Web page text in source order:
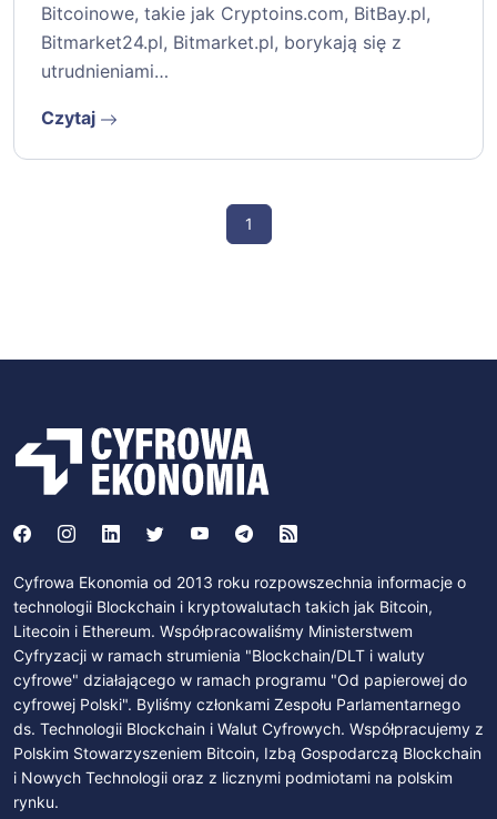
Bitcoinowe, takie jak Cryptoins.com, BitBay.pl,
Bitmarket24.pl, Bitmarket.pl, borykają się z
utrudnieniami…
Czytaj
1
Cyfrowa Ekonomia od 2013 roku rozpowszechnia informacje o
technologii Blockchain i kryptowalutach takich jak Bitcoin,
Litecoin i Ethereum. Współpracowaliśmy Ministerstwem
Cyfryzacji w ramach strumienia "Blockchain/DLT i waluty
cyfrowe" działającego w ramach programu "Od papierowej do
cyfrowej Polski". Byliśmy członkami Zespołu Parlamentarnego
ds. Technologii Blockchain i Walut Cyfrowych. Współpracujemy z
Polskim Stowarzyszeniem Bitcoin, Izbą Gospodarczą Blockchain
i Nowych Technologii oraz z licznymi podmiotami na polskim
rynku.